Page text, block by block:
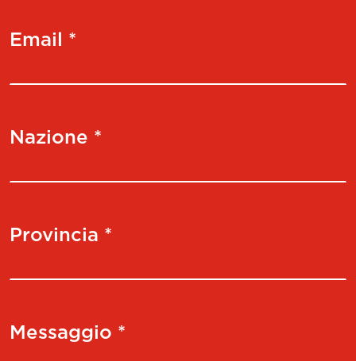
Email *
Nazione *
Provincia *
Messaggio *